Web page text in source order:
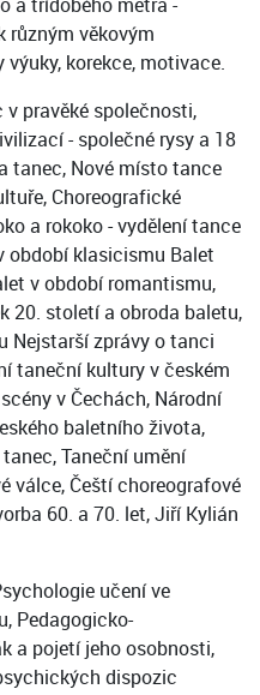
různým věkovým
korekce, motivace.
v pravěké společnosti,
- společné rysy a 18
tanec, Nové místo tance
Choreografické
a rokoko - vydělení tance
období klasicismu Balet
v období romantismu,
20. století a obroda baletu,
Nejstarší zprávy o tanci
taneční kultury v českém
v Čechách, Národní
baletního života,
Taneční umění
válce, Čeští choreografové
60. a 70. let, Jiří Kylián
učení ve
Pedagogicko-
a pojetí jeho osobnosti,
dispozic